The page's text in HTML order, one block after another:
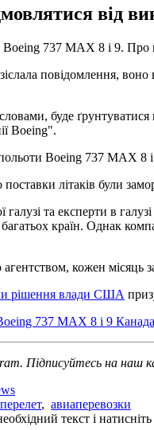
від
Boeing 737 MAX 8 і 9.
повідомлення,
буде
Boeing".
Boeing 737 MAX 8 і
літаків були
та експерти в
країн. Однак
агентством, кожен
рішення влади США
737 MAX 8 і 9
Підписуйтесь на наш
, авиаперевозки
текст і